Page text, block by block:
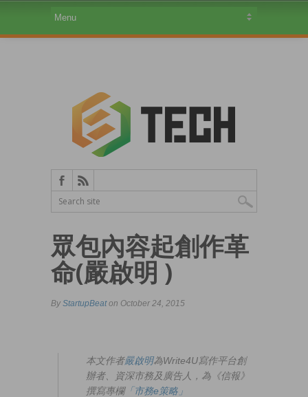
眾包內容起創作革
命(嚴啟明 )
By StartupBeaton October 24, 2015
本文作者嚴啟明為Write4U寫作平台創
辦者、資深市務及廣告人，為《信報》
撰寫專欄「市務e策略」